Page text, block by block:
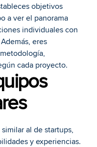
objetivos
a ver el panorama
individuales con
eres
cada proyecto.
al de startups,
y experiencias.